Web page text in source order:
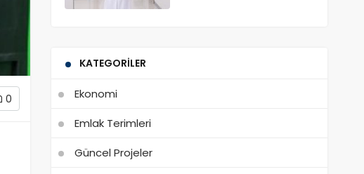
0
KATEGORILER
Ekonomi
Emlak Terimleri
Güncel Projeler